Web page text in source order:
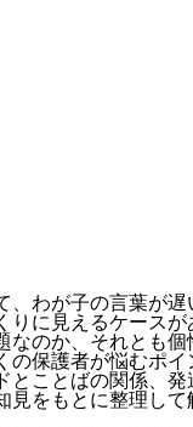
、わが子の言葉が
りに見えるケースが
なのか、それとも
の保護者が悩むポイ
とことばの関係、
見をもとに整理し